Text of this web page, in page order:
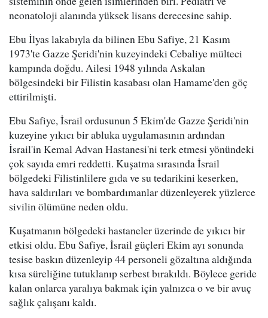
neonatoloji alanında yüksek lisans derecesine sahip.
Ebu İlyas lakabıyla da bilinen Ebu Safiye, 21 Kasım
1973'te Gazze Şeridi'nin kuzeyindeki Cebaliye mülteci
kampında doğdu. Ailesi 1948 yılında Askalan
bölgesindeki bir Filistin kasabası olan Hamame'den göç
ettirilmişti.
Ebu Safiye, İsrail ordusunun 5 Ekim'de Gazze Şeridi'nin
kuzeyine yıkıcı bir abluka uygulamasının ardından
İsrail'in Kemal Advan Hastanesi'ni terk etmesi yönündeki
çok sayıda emri reddetti. Kuşatma sırasında İsrail
bölgedeki Filistinlilere gıda ve su tedarikini keserken,
hava saldırıları ve bombardımanlar düzenleyerek yüzlerce
sivilin ölümüne neden oldu.
Kuşatmanın bölgedeki hastaneler üzerinde de yıkıcı bir
etkisi oldu. Ebu Safiye, İsrail güçleri Ekim ayı sonunda
tesise baskın düzenleyip 44 personeli gözaltına aldığında
kısa süreliğine tutuklanıp serbest bırakıldı. Böylece geride
kalan onlarca yaralıya bakmak için yalnızca o ve bir avuç
sağlık çalışanı kaldı.